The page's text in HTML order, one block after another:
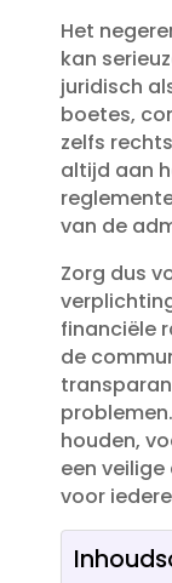
Het
kan
juridisch
boetes,
zelfs
altijd aan
van de
Zorg dus
financiële
de
houden,
een
voor